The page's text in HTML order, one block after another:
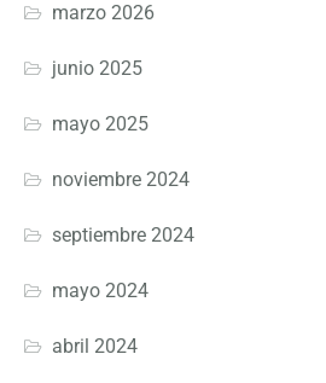
marzo 2026
junio 2025
mayo 2025
noviembre 2024
septiembre 2024
mayo 2024
abril 2024